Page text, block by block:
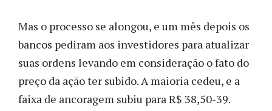
Mas o processo se alongou, e um mês depois os
bancos pediram aos investidores para atualizar
suas ordens levando em consideração o fato do
preço da ação ter subido. A maioria cedeu, e a
faixa de ancoragem subiu para R$ 38,50-39.